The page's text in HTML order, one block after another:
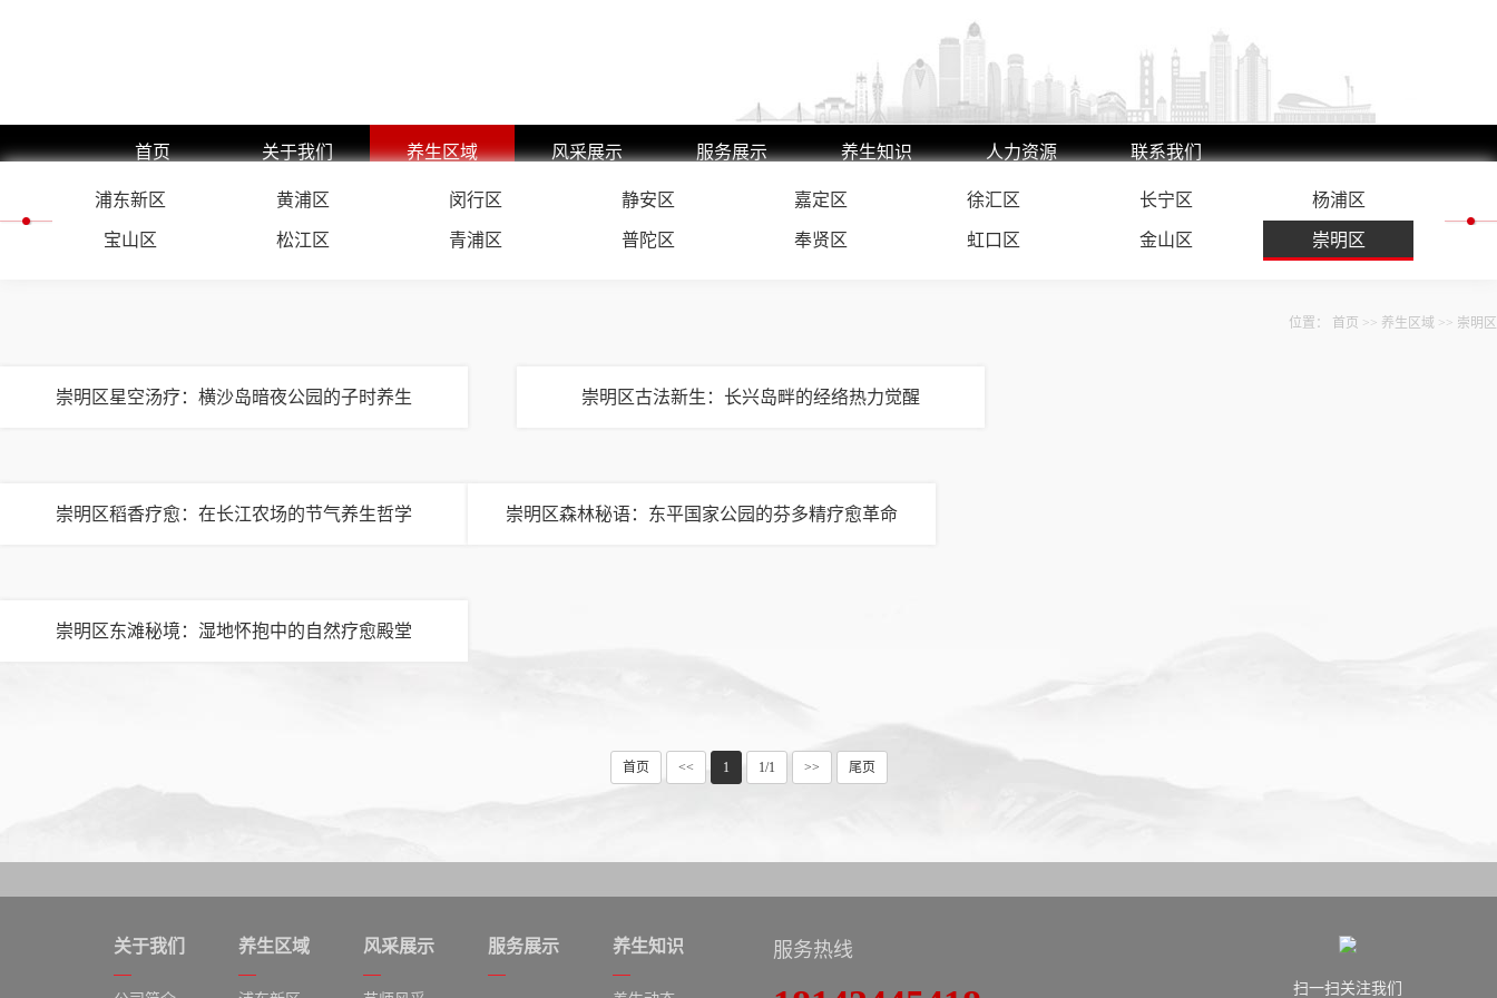
首页 关于我们
公司简介
企业文化
养生区域
浦东新区
黄浦区
风采展示 服务展示 养生知识
养生动态
行业动态
人力资源
人才理念
人才招聘
联系我们
联系方式
在线留言
浦东新区 黄浦区 闵行区 静安区 嘉定区 徐汇区 长宁区 杨浦区
宝山区 松江区 青浦区 普陀区 奉贤区 虹口区 金山区 崇明区
位置： 首页 >> 养生区域 >> 崇明区
崇明区星空汤疗：横沙岛暗夜公园的子时养生 崇明区古法新生：长兴岛畔的经络热力觉醒
崇明区稻香疗愈：在长江农场的节气养生哲学 崇明区森林秘语：东平国家公园的芬多精疗愈革命
崇明区东滩秘境：湿地怀抱中的自然疗愈殿堂
首页 << 1 1/1 >> 尾页
关于我们 养生区域 风采展示 服务展示 养生知识 服务热线
扫一扫关注我们